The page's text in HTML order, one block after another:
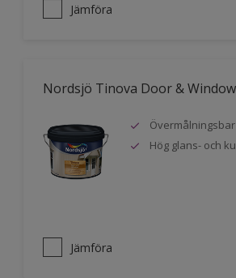
Jämföra
Nordsjö Tinova Door & Window
Hög glans- och
Jämföra